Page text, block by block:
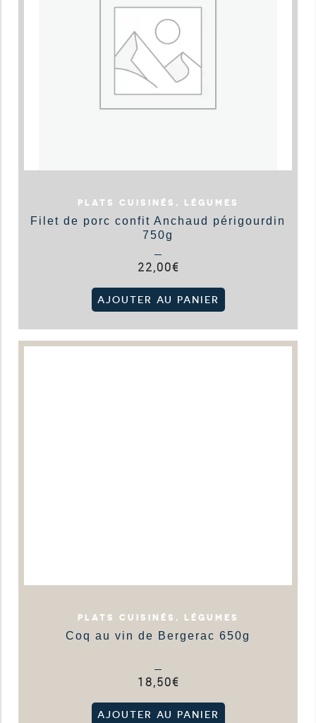
PLATS CUISINÉS, LÉGUMES
Filet de porc confit Anchaud périgourdin
750g
22,00€
AJOUTER AU PANIER
PLATS CUISINÉS, LÉGUMES
Coq au vin de Bergerac 650g
18,50€
AJOUTER AU PANIER